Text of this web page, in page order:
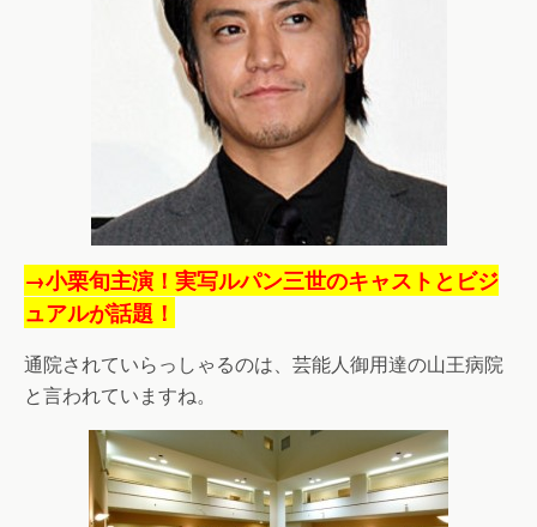
→小栗旬主演！実写ルパン三世のキャストとビジ
ュアルが話題！
通院されていらっしゃるのは、芸能人御用達の山王病院
と言われていますね。